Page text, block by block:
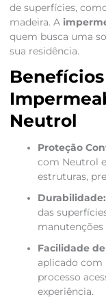
de superfícies,
madeira. A
quem busca uma
sua residência.
Neutrol
Proteção
com Neutrol
estruturas,
Durabilidade:
das
manutenções
Facilidade
aplicado com
processo
experiência.